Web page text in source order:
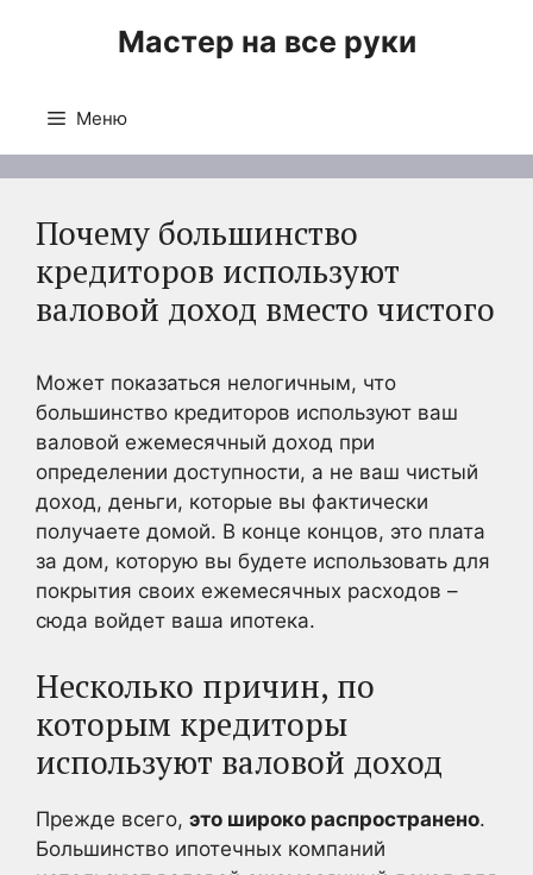
Мастер на все руки
Меню
Почему большинство
кредиторов используют
валовой доход вместо чистого
Может показаться нелогичным, что
большинство кредиторов используют ваш
валовой ежемесячный доход при
определении доступности, а не ваш чистый
доход, деньги, которые вы фактически
получаете домой. В конце концов, это плата
за дом, которую вы будете использовать для
покрытия своих ежемесячных расходов –
сюда войдет ваша ипотека.
Несколько причин, по
которым кредиторы
используют валовой доход
Прежде всего, это широко распространено.
Большинство ипотечных компаний